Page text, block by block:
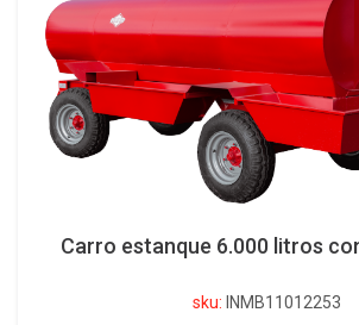
Carro estanque 6.000 litros
sku: INMB11012253